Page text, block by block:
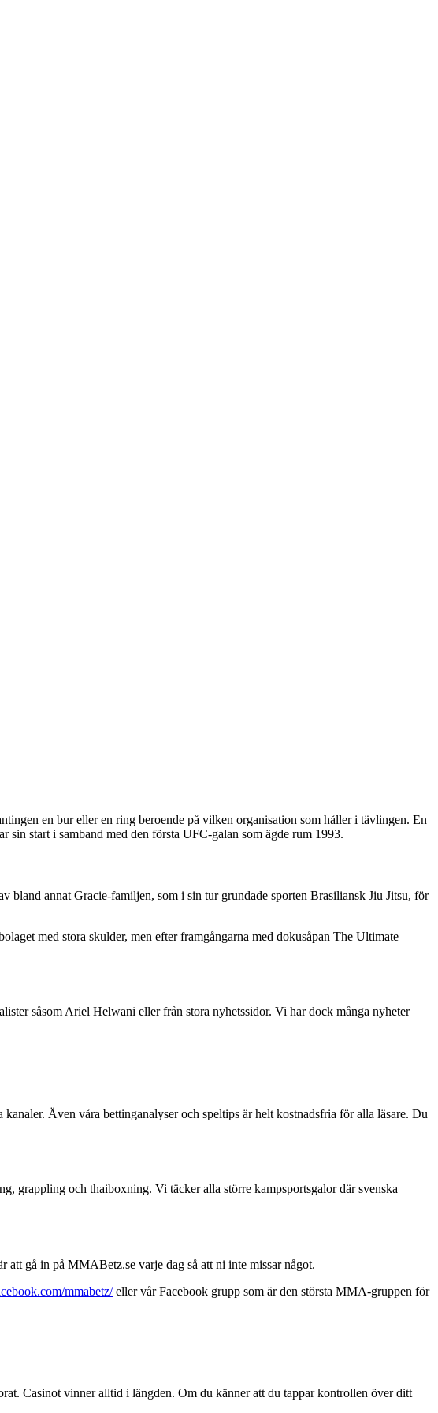
en bur eller en ring beroende på vilken organisation som håller i tävlingen. En
sin start i samband med den första UFC-galan som ägde rum 1993.
annat Gracie-familjen, som i sin tur grundade sporten Brasiliansk Jiu Jitsu, för
med stora skulder, men efter framgångarna med dokusåpan The Ultimate
såsom Ariel Helwani eller från stora nyhetssidor. Vi har dock många nyheter
Även våra bettinganalyser och speltips är helt kostnadsfria för alla läsare. Du
grappling och thaiboxning. Vi täcker alla större kampsportsgalor där svenska
att gå in på MMABetz.se varje dag så att ni inte missar något.
mmabetz/eller vår Facebook grupp som är den största MMA-gruppen för
Casinot vinner alltid i längden. Om du känner att du tappar kontrollen över ditt